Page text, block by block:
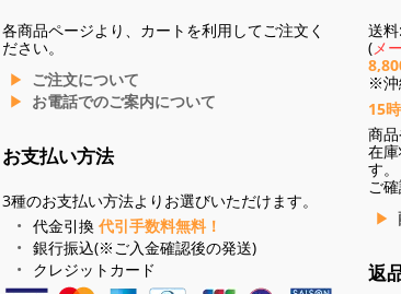
各商品ページより、カートを利用してご注文く
ださい。
ご注文について
お電話でのご案内について
お支払い方法
3種のお支払い方法よりお選びいただけます。
代金引換 代引手数料無料！
銀行振込(※ご入金確認後の発送)
クレジットカード
送
(メ
※沖
15
商
在
す
ご確
返